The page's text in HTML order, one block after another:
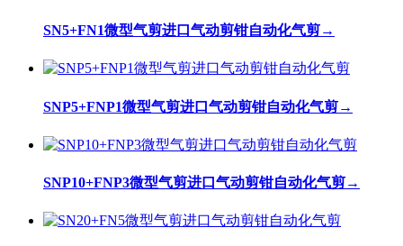
SN5+FN1微型气剪进口气动剪钳自动化气剪→
SNP5+FNP1微型气剪进口气动剪钳自动化气剪→
SNP10+FNP3微型气剪进口气动剪钳自动化气剪→